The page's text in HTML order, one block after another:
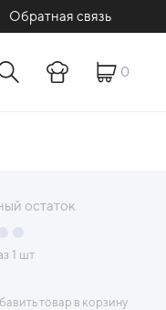
Обратная связь
0
остаток
1 шт
товар в корзину